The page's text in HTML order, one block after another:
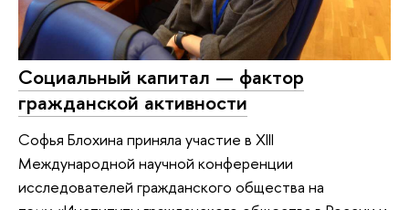
Социальный капитал — фактор
гражданской активности
Софья Блохина приняла участие в XIII
Международной научной конференции
исследователей гражданского общества на